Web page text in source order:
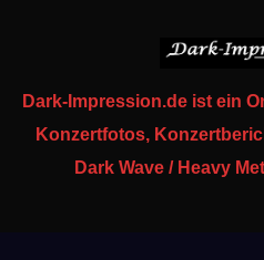
Dark-Impression.de ist ein
Konzertfotos,
Dark Wave / Heavy